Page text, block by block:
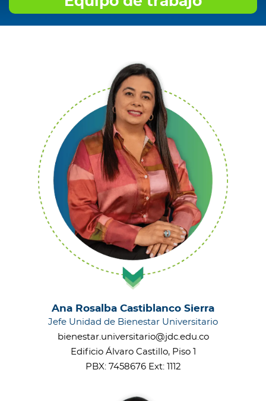
Ana Rosalba Castiblanco Sierra
Jefe Unidad de Bienestar Universitario
bienestar.universitario@jdc.edu.co
Edificio Álvaro Castillo, Piso 1
PBX: 7458676 Ext: 1112